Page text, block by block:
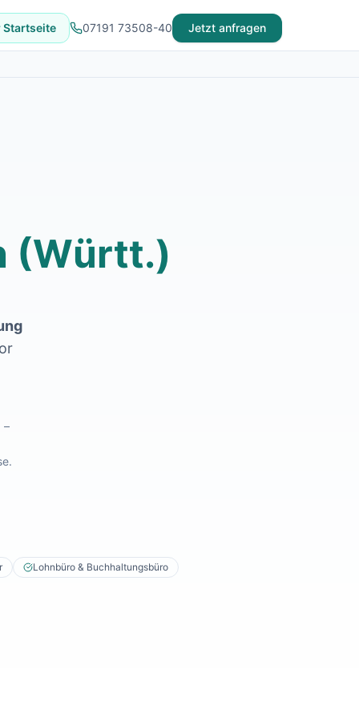
Startseite 07191 73508-40 Jetzt anfragen
(Württ.)
–
Lohnbüro & Buchhaltungsbüro